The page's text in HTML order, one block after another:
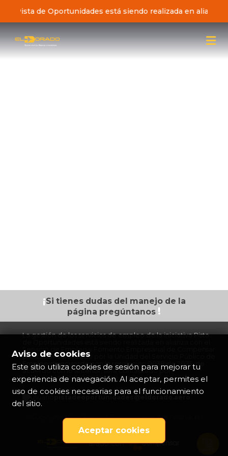
Pista de Oportunidades está siendo realizada en
¡Si tienes dudasdel manejo de la
página pregúntanos !
La gestión de los servicios de empleo de la iniciativa Pista
Servicio de Empleo y Fomento Empresarial de Compensar
prestador autorizado por la Unidad del Servicio Público de
Empleo de acuerdo con la resolución 0038 de 2023, de
acuerdo con lo anterior, será contactado por
colaboradores de esta organización.
pistadeoportunidades@eldorado.
©Copyright 2026 Opain S.A Todos los derechos reservados
aliado con
Aviso de cookies
Este sitio utiliza cookies de sesión para mejorar tu
experiencia de navegación. Al aceptar, permites el
uso de cookies necesarias para el funcionamiento
del sitio.
Aceptar cookies